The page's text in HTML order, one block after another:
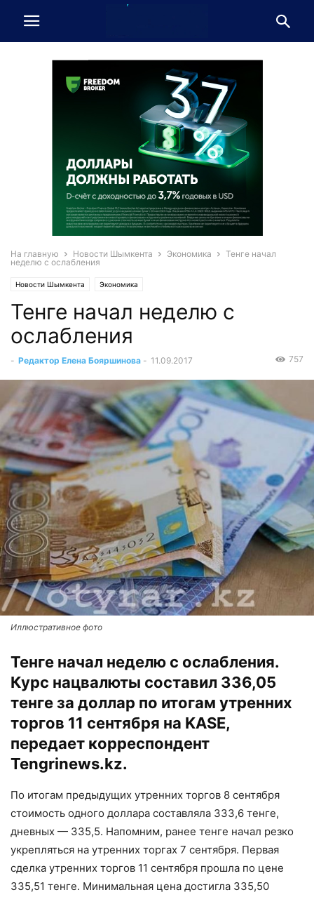
На главную Новости Шымкента Экономика
Тенге начал
неделю с ослабления
Новости Шымкента Экономика
Тенге начал неделю с
ослабления
- Редактор Елена Бояршинова - 11.09.2017 757
Иллюстративное фото
Тенге начал неделю с ослабления.
Курс нацвалюты составил 336,05
тенге за доллар по итогам утренних
торгов 11 сентября на KASE,
передает корреспондент
Tengrinews.kz.
По итогам предыдущих утренних торгов 8 сентября
стоимость одного доллара составляла 333,6 тенге,
дневных — 335,5. Напомним, ранее тенге начал резко
укрепляться на утренних торгах 7 сентября. Первая
сделка утренних торгов 11 сентября прошла по цене
335,51 тенге. Минимальная цена достигла 335,50